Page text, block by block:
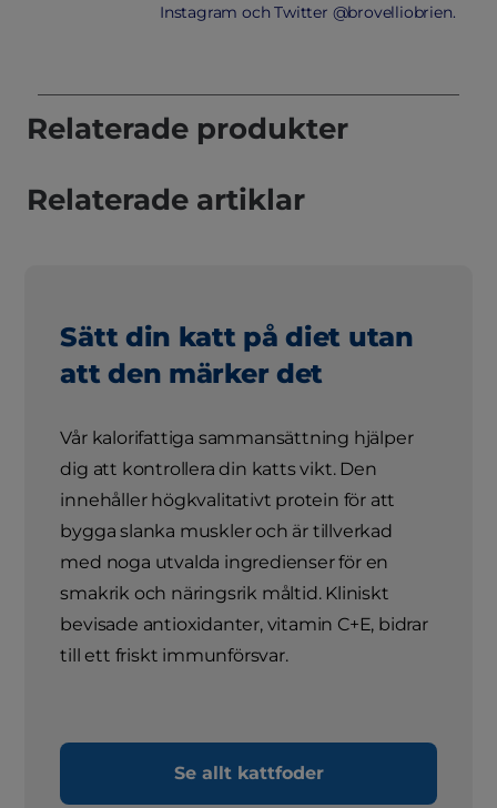
Instagram och Twitter @brovelliobrien.
Relaterade produkter
Relaterade artiklar
Sätt din katt på diet utan
att den märker det
Vår kalorifattiga sammansättning hjälper
dig att kontrollera din katts vikt. Den
innehåller högkvalitativt protein för att
bygga slanka muskler och är tillverkad
med noga utvalda ingredienser för en
smakrik och näringsrik måltid. Kliniskt
bevisade antioxidanter, vitamin C+E, bidrar
till ett friskt immunförsvar.
Se allt kattfoder